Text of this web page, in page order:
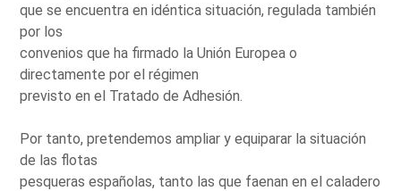
que se encuentra en idéntica situación, regulada también
por los
convenios que ha firmado la Unión Europea o
directamente por el régimen
previsto en el Tratado de Adhesión.
Por tanto, pretendemos ampliar y equiparar la situación
de las flotas
pesqueras españolas, tanto las que faenan en el caladero